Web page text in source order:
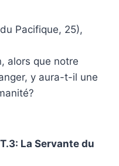
Pacifique, 25),
alors que notre
y aura-t-il une
La Servante du